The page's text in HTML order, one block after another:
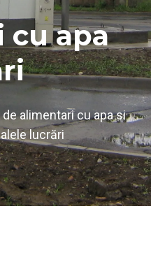
cu apa
alimentari cu apa si
lucrări